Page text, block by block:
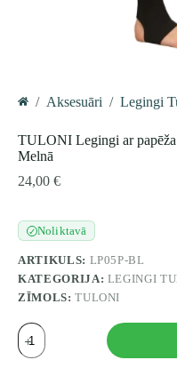
/ Aksesuāri / Legingi
TULONI Legingi ar
Melnā
24,00 €
✓Noliktavā
ARTIKULS: LP05P-BL
KATEGORIJA: LEGINGI
ZĪMOLS:TULONI
TULONI
Legingi
ar